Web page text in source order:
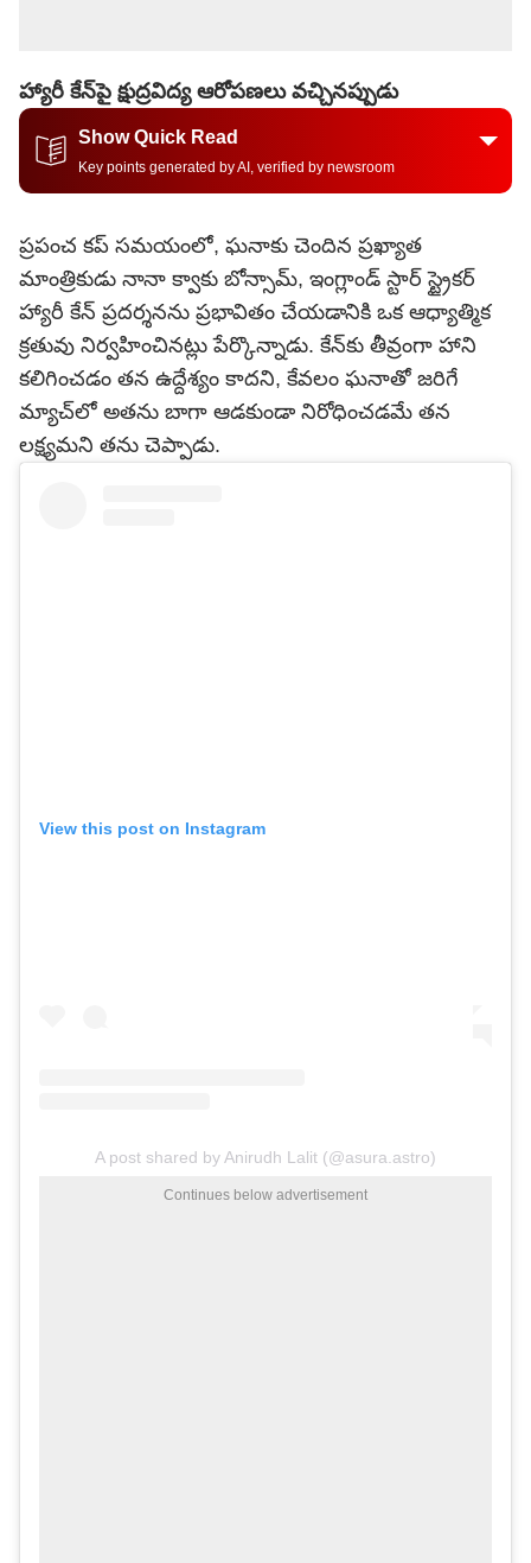
హ్యారీ కేన్‌పై క్షుద్రవిద్య ఆరోపణలు వచ్చినప్పుడు
Show Quick Read
Key points generated by AI, verified by newsroom
ప్రపంచ కప్ సమయంలో, ఘనాకు చెందిన ప్రఖ్యాత
మాంత్రికుడు నానా క్వాకు బోన్సామ్, ఇంగ్లాండ్ స్టార్ స్ట్రైకర్
హ్యారీ కేన్ ప్రదర్శనను ప్రభావితం చేయడానికి ఒక ఆధ్యాత్మిక
క్రతువు నిర్వహించినట్లు పేర్కొన్నాడు. కేన్‌కు తీవ్రంగా హాని
కలిగించడం తన ఉద్దేశ్యం కాదని, కేవలం ఘనాతో జరిగే
మ్యాచ్‌లో అతను బాగా ఆడకుండా నిరోధించడమే తన
లక్ష్యమని తను చెప్పాడు.
View this post on Instagram
A post shared by Anirudh Lalit (@asura.astro)
Continues below advertisement